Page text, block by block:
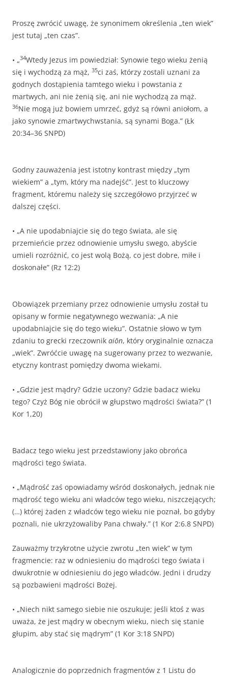
Proszę zwrócić uwagę, że synonimem określenia „ten wiek”
jest tutaj „ten czas”.
• „34Wtedy Jezus im powiedział: Synowie tego wieku żenią
się i wychodzą za mąż, 35ci zaś, którzy zostali uznani za
godnych dostąpienia tamtego wieku i powstania z
martwych, ani nie żenią się, ani nie wychodzą za mąż.
36Nie mogą już bowiem umrzeć, gdyż są równi aniołom, a
jako synowie zmartwychwstania, są synami Boga.” (Łk
20:34–36 SNPD)
Godny zauważenia jest istotny kontrast między „tym
wiekiem” a „tym, który ma nadejść”. Jest to kluczowy
fragment, któremu należy się szczegółowo przyjrzeć w
dalszej części.
• „A nie upodabniajcie się do tego świata, ale się
przemieńcie przez odnowienie umysłu swego, abyście
umieli rozróżnić, co jest wolą Bożą, co jest dobre, miłe i
doskonałe” (Rz 12:2)
Obowiązek przemiany przez odnowienie umysłu został tu
opisany w formie negatywnego wezwania: „A nie
upodabniajcie się do tego wieku”. Ostatnie słowo w tym
zdaniu to grecki rzeczownik aiōn, który oryginalnie oznacza
„wiek”. Zwróćcie uwagę na sugerowany przez to wezwanie,
etyczny kontrast pomiędzy dwoma wiekami.
• „Gdzie jest mądry? Gdzie uczony? Gdzie badacz wieku
tego? Czyż Bóg nie obrócił w głupstwo mądrości świata?” (1
Kor 1,20)
Badacz tego wieku jest przedstawiony jako obrońca
mądrości tego świata.
• „Mądrość zaś opowiadamy wśród doskonałych, jednak nie
mądrość tego wieku ani władców tego wieku, niszczejących;
(…) której żaden z władców tego wieku nie poznał, bo gdyby
poznali, nie ukrzyżowaliby Pana chwały.” (1 Kor 2:6.8 SNPD)
Zauważmy trzykrotne użycie zwrotu „ten wiek” w tym
fragmencie: raz w odniesieniu do mądrości tego świata i
dwukrotnie w odniesieniu do jego władców. Jedni i drudzy
są pozbawieni mądrości Bożej.
• „Niech nikt samego siebie nie oszukuje; jeśli ktoś z was
uważa, że jest mądry w obecnym wieku, niech się stanie
głupim, aby stać się mądrym” (1 Kor 3:18 SNPD)
Analogicznie do poprzednich fragmentów z 1 Listu do